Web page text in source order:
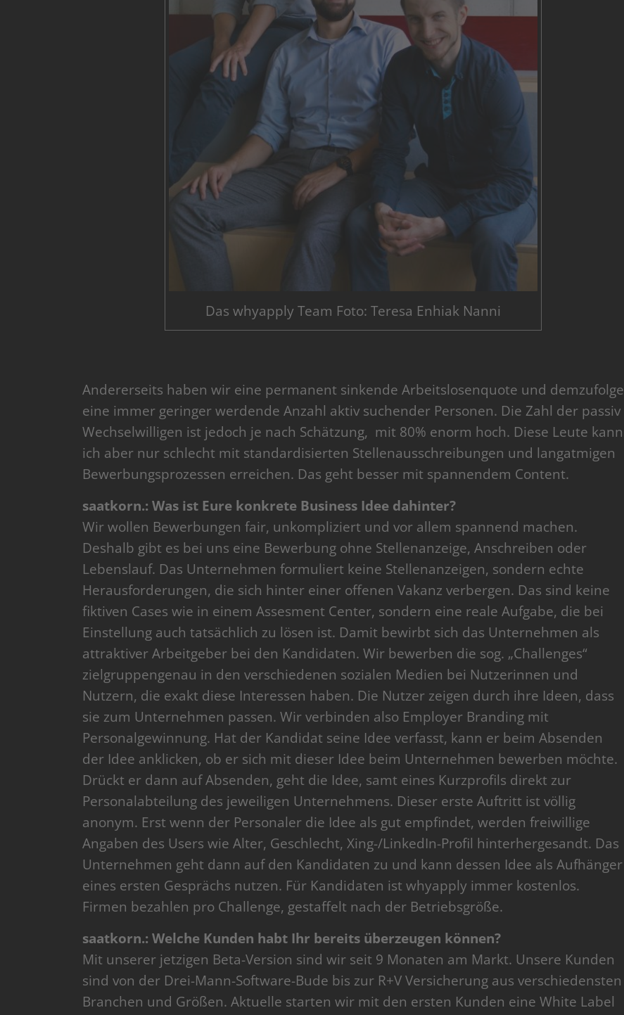
Das whyapply Team Foto: Teresa Enhiak Nanni
Andererseits haben wir eine permanent sinkende Arbeitslosenquote und demzufolge
eine immer geringer werdende Anzahl aktiv suchender Personen. Die Zahl der passiv
Wechselwilligen ist jedoch je nach Schätzung, mit 80% enorm hoch. Diese Leute kann
ich aber nur schlecht mit standardisierten Stellenausschreibungen und langatmigen
Bewerbungsprozessen erreichen. Das geht besser mit spannendem Content.
saatkorn.: Was ist Eure konkrete Business Idee dahinter?
Wir wollen Bewerbungen fair, unkompliziert und vor allem spannend machen.
Deshalb gibt es bei uns eine Bewerbung ohne Stellenanzeige, Anschreiben oder
Lebenslauf. Das Unternehmen formuliert keine Stellenanzeigen, sondern echte
Herausforderungen, die sich hinter einer offenen Vakanz verbergen. Das sind keine
fiktiven Cases wie in einem Assesment Center, sondern eine reale Aufgabe, die bei
Einstellung auch tatsächlich zu lösen ist. Damit bewirbt sich das Unternehmen als
attraktiver Arbeitgeber bei den Kandidaten. Wir bewerben die sog. „Challenges“
zielgruppengenau in den verschiedenen sozialen Medien bei Nutzerinnen und
Nutzern, die exakt diese Interessen haben. Die Nutzer zeigen durch ihre Ideen, dass
sie zum Unternehmen passen. Wir verbinden also Employer Branding mit
Personalgewinnung. Hat der Kandidat seine Idee verfasst, kann er beim Absenden
der Idee anklicken, ob er sich mit dieser Idee beim Unternehmen bewerben möchte.
Drückt er dann auf Absenden, geht die Idee, samt eines Kurzprofils direkt zur
Personalabteilung des jeweiligen Unternehmens. Dieser erste Auftritt ist völlig
anonym. Erst wenn der Personaler die Idee als gut empfindet, werden freiwillige
Angaben des Users wie Alter, Geschlecht, Xing-/LinkedIn-Profil hinterhergesandt. Das
Unternehmen geht dann auf den Kandidaten zu und kann dessen Idee als Aufhänger
eines ersten Gesprächs nutzen. Für Kandidaten ist whyapply immer kostenlos.
Firmen bezahlen pro Challenge, gestaffelt nach der Betriebsgröße.
saatkorn.: Welche Kunden habt Ihr bereits überzeugen können?
Mit unserer jetzigen Beta-Version sind wir seit 9 Monaten am Markt. Unsere Kunden
sind von der Drei-Mann-Software-Bude bis zur R+V Versicherung aus verschiedensten
Branchen und Größen. Aktuelle starten wir mit den ersten Kunden eine White Label